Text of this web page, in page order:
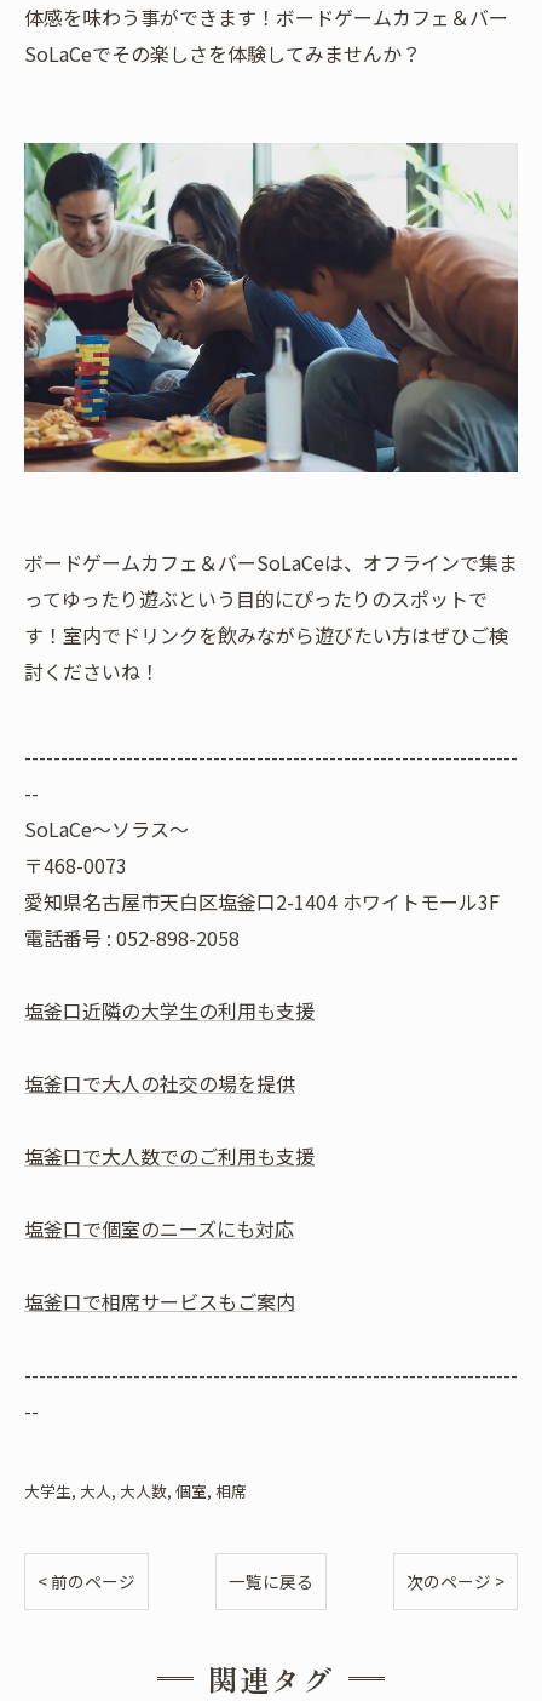
体感を味わう事ができます！ボードゲームカフェ＆バー
SoLaCeでその楽しさを体験してみませんか？
ボードゲームカフェ＆バーSoLaCeは、オフラインで集ま
ってゆったり遊ぶという目的にぴったりのスポットで
す！室内でドリンクを飲みながら遊びたい方はぜひご検
討くださいね！
--------------------------------------------------------------------
--
SoLaCe～ソラス～
〒468-0073
愛知県名古屋市天白区塩釜口2-1404 ホワイトモール3F
電話番号 : 052-898-2058
塩釜口近隣の大学生の利用も支援
塩釜口で大人の社交の場を提供
塩釜口で大人数でのご利用も支援
塩釜口で個室のニーズにも対応
塩釜口で相席サービスもご案内
--------------------------------------------------------------------
--
大学生 大人 大人数 個室 相席
< 前のページ 一覧に戻る 次のページ >
関連タグ